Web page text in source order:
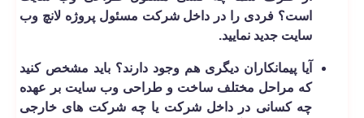
است؟ فردی را در داخل شرکت مسئول پروژه لانچ وب
سایت جدید نمایید.
آیا پیمانکاران دیگری هم وجود دارند؟ باید مشخص کنید
که مراحل مختلف ساخت و طراحی وب سایت بر عهده
چه کسانی در داخل شرکت یا چه شرکت های خارجی